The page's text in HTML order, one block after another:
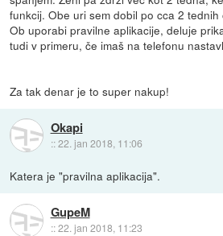
funkcij. Obe uri sem dobil po cca 2 tednih
Ob uporabi pravilne aplikacije, deluje
tudi v primeru, če imaš na telefonu
Za tak denar je to super nakup!
Okapi
::22. jan 2018, 11:06
Katera je "pravilna aplikacija".
GupeM
::22. jan 2018, 11:23